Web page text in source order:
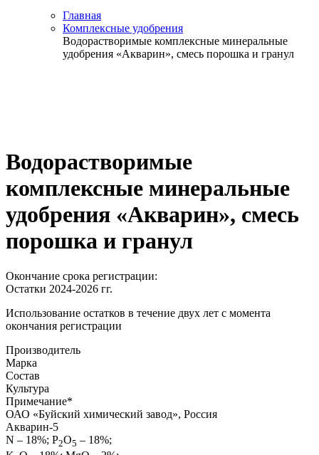
Главная
Комплексные удобрения
Водорастворимые комплексные минеральные
удобрения «Акварин», смесь порошка и гранул
Водорастворимые
комплексные минеральные
удобрения «Акварин», смесь
порошка и гранул
Окончание срока регистрации:
Остатки 2024-2026 гг.
Использование остатков в течение двух лет с момента
окончания регистрации
Производитель
Марка
Состав
Культура
Примечание*
ОАО «Буйский химический завод», Россия
Акварин-5
N – 18%; Р2О5 – 18%;